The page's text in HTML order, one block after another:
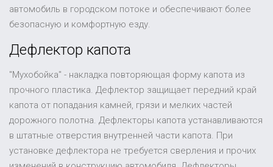
автомобиль в городском потоке и обеспечивают более
безопасную и комфортную езду.
Дефлектор капота
"Мухобойка" - накладка повторяющая форму капота из
прочного пластика. Дефлектор защищает передний край
капота от попадания камней, грязи и мелких частей
дорожного полотна. Дефлекторы капота устанавливаются
в штатные отверстия внутренней части капота. При
установке дефлектора не требуется сверления и прочих